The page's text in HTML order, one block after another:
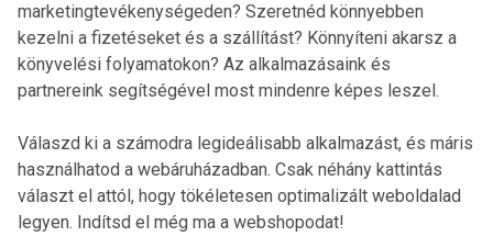
marketingtevékenységeden? Szeretnéd könnyebben
kezelni a fizetéseket és a szállítást? Könnyíteni akarsz a
könyvelési folyamatokon? Az alkalmazásaink és
partnereink segítségével most mindenre képes leszel.
Válaszd ki a számodra legideálisabb alkalmazást, és máris
használhatod a webáruházadban. Csak néhány kattintás
választ el attól, hogy tökéletesen optimalizált weboldalad
legyen. Indítsd el még ma a webshopodat!